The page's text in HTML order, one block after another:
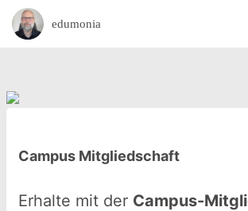
edumonia
Campus Mitgliedschaft
Erhalte mit der Campus-